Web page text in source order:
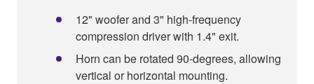
12" woofer and 3" high-frequency
compression driver with 1.4" exit.
Horn can be rotated 90-degrees, allowing
vertical or horizontal mounting.